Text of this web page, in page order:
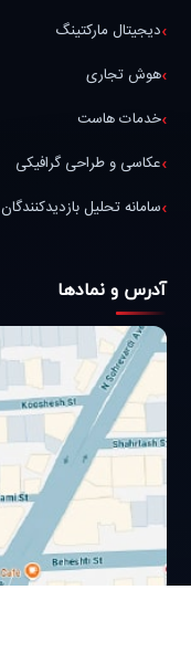
دیجیتال مارکتینگ
هوش تجاری
خدمات هاست
عکاسی و طراحی گرافیکی
سامانه تحلیل بازدیدکنندگان
آدرس و نمادها